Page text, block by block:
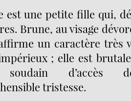
est une petite fille qui,
Brune, au visage
un caractère très
; elle est
soudain d’accès
tristesse.